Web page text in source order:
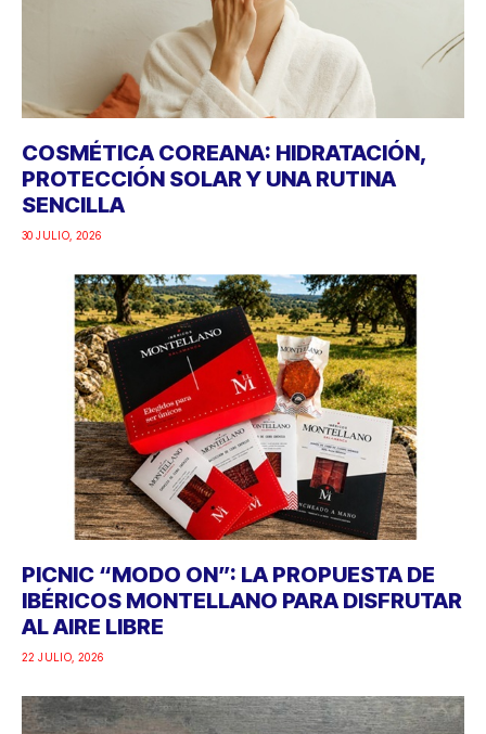
COSMÉTICA COREANA: HIDRATACIÓN,
PROTECCIÓN SOLAR Y UNA RUTINA
SENCILLA
30 JULIO, 2026
PICNIC “MODO ON”: LA PROPUESTA DE
IBÉRICOS MONTELLANO PARA DISFRUTAR
AL AIRE LIBRE
22 JULIO, 2026